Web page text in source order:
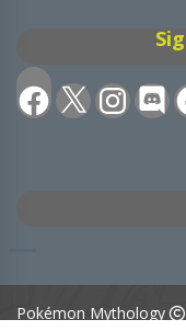
Facebook
X Instagram
Pokémon Mythology